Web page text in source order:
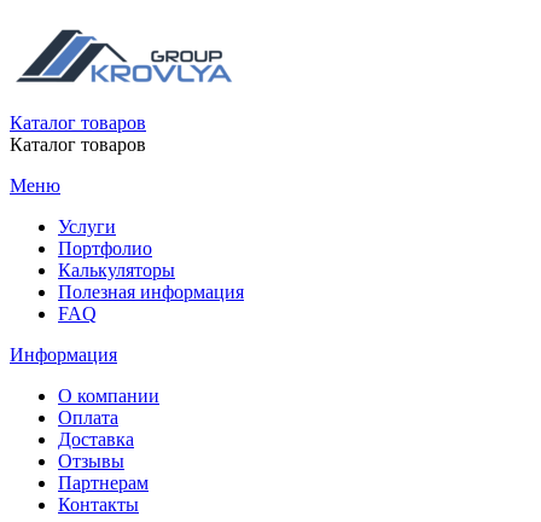
Каталог товаров
Каталог товаров
Меню
Услуги
Портфолио
Калькуляторы
Полезная информация
FAQ
Информация
О компании
Оплата
Доставка
Отзывы
Партнерам
Контакты